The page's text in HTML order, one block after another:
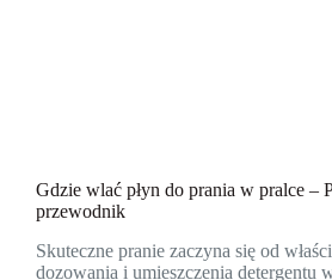
Gdzie wlać płyn do prania w pralce –
przewodnik
Skuteczne pranie zaczyna się od
dozowania i umieszczenia detergentu